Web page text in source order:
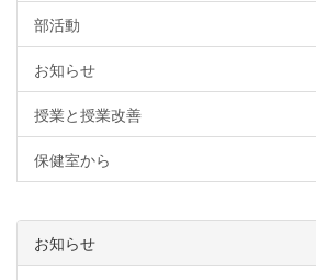
部活動
お知らせ
授業と授業改善
保健室から
お知らせ